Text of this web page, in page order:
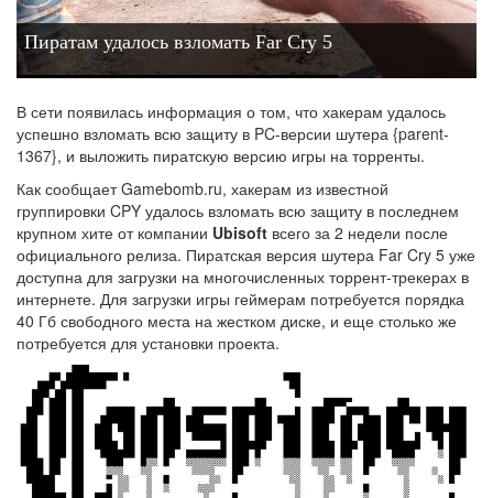
Пиратам удалось взломать Far Cry 5
В сети появилась информация о том, что хакерам удалось
успешно взломать всю защиту в PC-версии шутера {parent-
1367}, и выложить пиратскую версию игры на торренты.
Как сообщает Gamebomb.ru, хакерам из известной
группировки CPY удалось взломать всю защиту в последнем
крупном хите от компании Ubisoft всего за 2 недели после
официального релиза. Пиратская версия шутера Far Cry 5 уже
доступна для загрузки на многочисленных торрент-трекерах в
интернете. Для загрузки игры геймерам потребуется порядка
40 Гб свободного места на жестком диске, и еще столько же
потребуется для установки проекта.